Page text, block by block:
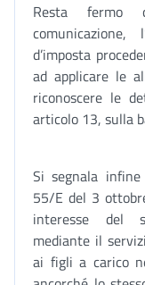
Resta fermo
d’imposta
ad applicare le
riconoscere le
articolo 13, sulla
Si segnala
55/E del 3
interesse del
mediante il
ai figli a carico